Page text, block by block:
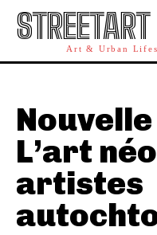
Art & Urban
L’art
artistes